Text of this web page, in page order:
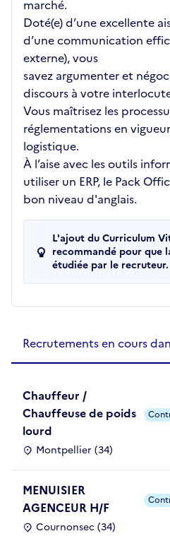
marché.
Doté(e) d’une excellente
d’une communication
externe), vous
savez argumenter et
discours à votre
Vous maîtrisez les
réglementations en
logistique.
À l’aise avec les outils
utiliser un ERP, le Pack
bon niveau d'anglais.
L'ajout du Curriculum
recommandé pour que
étudiée par le recruteur.
Recrutements en cours
Chauffeur /
Chauffeuse de poids
lourd
Montpellier (34)
MENUISIER
AGENCEUR H/F
Cournonsec (34)